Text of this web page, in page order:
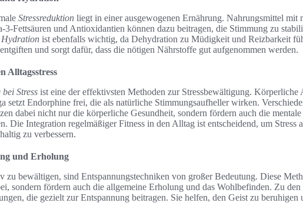
Stressreduktion liegt in einer ausgewogenen Ernährung. Nahrungsmittel mit
3-Fettsäuren und Antioxidantien können dazu beitragen, die Stimmung zu
Hydration ist ebenfalls wichtig, da Dehydration zu Müdigkeit und Reizbarkeit
und sorgt dafür, dass die nötigen Nährstoffe gut aufgenommen werden.
Alltagsstress
Stress ist eine der effektivsten Methoden zur Stressbewältigung.
setzt Endorphine frei, die als natürliche Stimmungsaufheller wirken.
dabei nicht nur die körperliche Gesundheit, sondern fördern auch die
Die Integration regelmäßiger Fitness in den Alltag ist entscheidend, um Stress
zu verbessern.
und Erholung
zu bewältigen, sind Entspannungstechniken von großer Bedeutung. Diese
sondern fördern auch die allgemeine Erholung und das Wohlbefinden. Zu den
die gezielt zur Entspannung beitragen. Sie helfen, den Geist zu beruhigen